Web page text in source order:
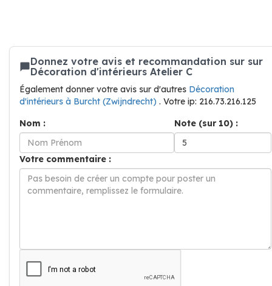
Donnez votre avis et recommandation sur sur
Décoration d'intérieurs Atelier C
Également donner votre avis sur d'autres Décoration
d'intérieurs à Burcht (Zwijndrecht) . Votre ip: 216.73.216.125
Nom :
Note (sur 10) :
Votre commentaire :